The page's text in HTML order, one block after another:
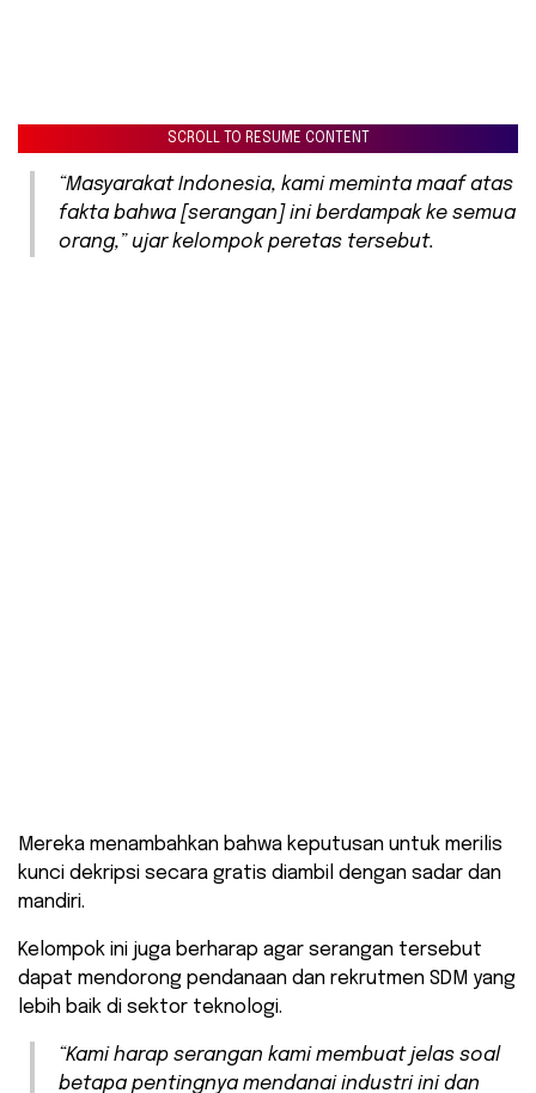
SCROLL TO RESUME CONTENT
“Masyarakat Indonesia, kami meminta maaf atas
fakta bahwa [serangan] ini berdampak ke semua
orang,” ujar kelompok peretas tersebut.
Mereka menambahkan bahwa keputusan untuk merilis
kunci dekripsi secara gratis diambil dengan sadar dan
mandiri.
Kelompok ini juga berharap agar serangan tersebut
dapat mendorong pendanaan dan rekrutmen SDM yang
lebih baik di sektor teknologi.
“Kami harap serangan kami membuat jelas soal
betapa pentingnya mendanai industri ini dan